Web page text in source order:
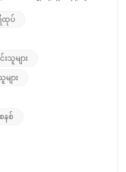
ည်ပြည့်ဖြိုးမြဲစွမ်းအင်
င်နိုင်သော စွမ်းအင်
က် လိုအပ်ချက်သည်
မယ့် ဘက်ထရီထဲမှာ သိုလှောင်
းစဉ်သည် လူနေအိမ်နှင့်
င်မှု၏အခြေခံများ
ဓာတုဗေဒနည်းဖြင့်
ပ်စစ်စွမ်းအင်အဖြစ်
ည်းပုံမှတစ်ဆင့် အားသွင်း
င်းယွန်းများ) ရွေ့လျားမှု
ထုပ်
သူများ
ျား
နစ်